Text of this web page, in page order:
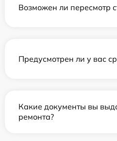
Возможен ли пересмотр
Предусмотрен ли у вас
Какие документы вы
ремонта?